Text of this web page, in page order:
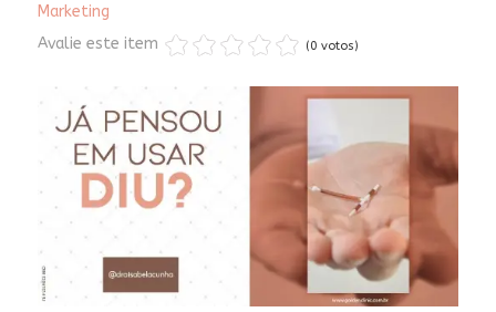
Marketing
Avalie este item
(0 votos)